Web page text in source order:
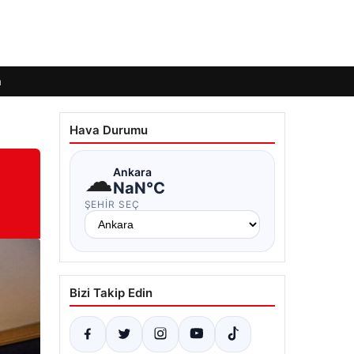
Hava Durumu
☁Ankara
NaN°C
ŞEHIR SEÇ
Bizi Takip Edin